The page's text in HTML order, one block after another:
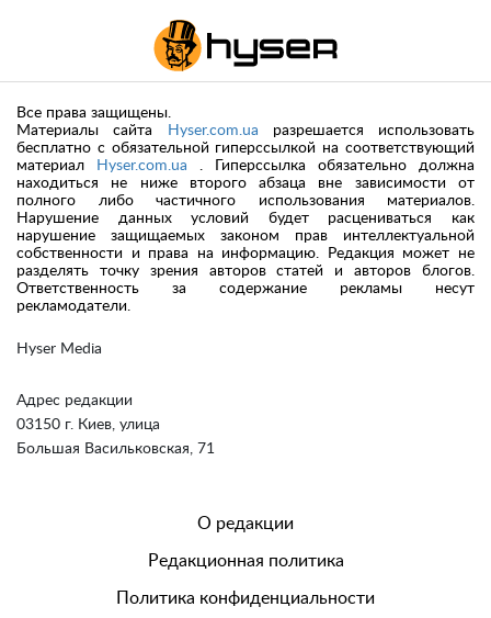
Hyser Media
Адрес редакции
03150 г. Киев, улица
Большая Васильковская, 71
Все права защищены.
Материалы сайта
Hyser.com.ua разрешается использовать
бесплатно с обязательной гиперссылкой на соответствующий
материал
Hyser.com.ua . Гиперссылка обязательно должна
находиться не ниже второго абзаца вне зависимости от
полного либо частичного использования материалов.
Нарушение данных условий будет расцениваться как
нарушение защищаемых законом прав интеллектуальной
собственности и права на информацию. Редакция может не
разделять точку зрения авторов статей и авторов блогов.
Ответственность за содержание рекламы несут
рекламодатели.
О редакции
Редакционная политика
Политика конфиденциальности